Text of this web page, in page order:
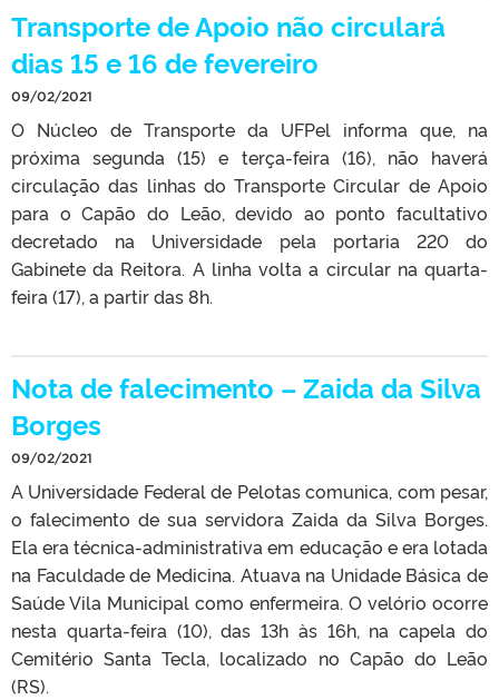
Transporte de Apoio não circulará
dias 15 e 16 de fevereiro
09/02/2021
O Núcleo de Transporte da UFPel informa que, na
próxima segunda (15) e terça-feira (16), não haverá
circulação das linhas do Transporte Circular de Apoio
para o Capão do Leão, devido ao ponto facultativo
decretado na Universidade pela portaria 220 do
Gabinete da Reitora. A linha volta a circular na quarta-
feira (17), a partir das 8h.
Nota de falecimento – Zaida da Silva
Borges
09/02/2021
A Universidade Federal de Pelotas comunica, com pesar,
o falecimento de sua servidora Zaida da Silva Borges.
Ela era técnica-administrativa em educação e era lotada
na Faculdade de Medicina. Atuava na Unidade Básica de
Saúde Vila Municipal como enfermeira. O velório ocorre
nesta quarta-feira (10), das 13h às 16h, na capela do
Cemitério Santa Tecla, localizado no Capão do Leão
(RS).